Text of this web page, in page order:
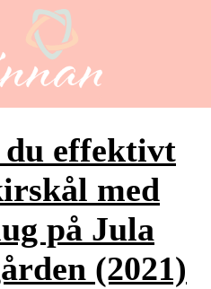
effektivt
med
på Jula
(2021)